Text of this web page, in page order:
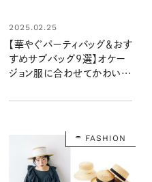
2025.02.25
【華やぐパーティバッグ＆おす
すめサブバッグ9選】オケー
ジョン服に合わせてかわいさ
FASHION